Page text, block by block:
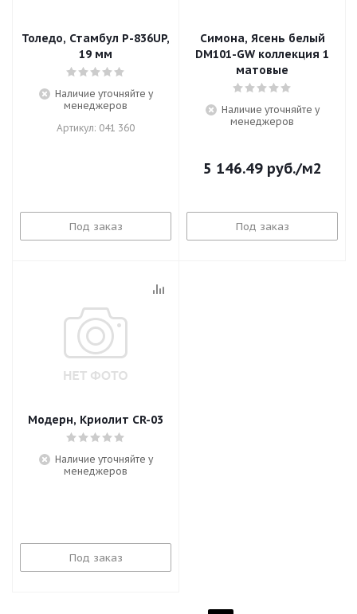
Толедо, Стамбул Р-836UP,
19 мм
Наличие уточняйте у
менеджеров
Артикул: 041 360
Под заказ
Симона, Ясень белый
DM101-GW коллекция 1
матовые
Наличие уточняйте у
менеджеров
5 146.49руб./м2
Под заказ
Модерн, Криолит CR-03
Наличие уточняйте у
менеджеров
Под заказ